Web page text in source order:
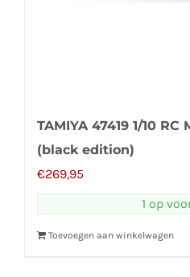
TAMIYA 47419 1/10
(black edition)
€269,95
1 op
Toevoegen aan winkelwagen